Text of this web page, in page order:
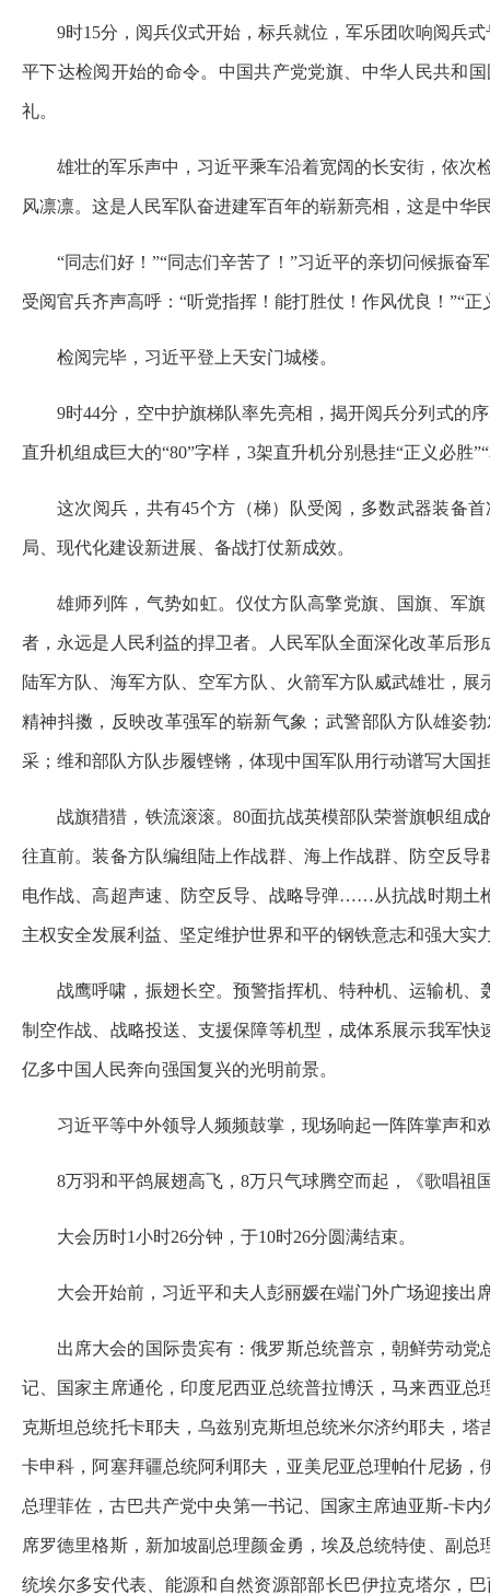
9时15分，阅兵仪式开始，标兵就位，军乐团吹响阅兵
平下达检阅开始的命令。中国共产党党旗、中华人民共和
礼。
雄壮的军乐声中，习近平乘车沿着宽阔的长安街，依次
风凛凛。这是人民军队奋进建军百年的崭新亮相，这是中华
“同志们好！”“同志们辛苦了！”习近平的亲切问候振奋
受阅官兵齐声高呼：“听党指挥！能打胜仗！作风优良！”“
检阅完毕，习近平登上天安门城楼。
9时44分，空中护旗梯队率先亮相，揭开阅兵分列式
直升机组成巨大的“80”字样，3架直升机分别悬挂“正义必胜
这次阅兵，共有45个方（梯）队受阅，多数武器装备
局、现代化建设新进展、备战打仗新成效。
雄师列阵，气势如虹。仪仗方队高擎党旗、国旗、军
者，永远是人民利益的捍卫者。人民军队全面深化改革后
陆军方队、海军方队、空军方队、火箭军方队威武雄壮，
精神抖擞，反映改革强军的崭新气象；武警部队方队雄姿
采；维和部队方队步履铿锵，体现中国军队用行动谱写大国
战旗猎猎，铁流滚滚。80面抗战英模部队荣誉旗帜组
往直前。装备方队编组陆上作战群、海上作战群、防空反
电作战、高超声速、防空反导、战略导弹……从抗战时期土
主权安全发展利益、坚定维护世界和平的钢铁意志和强大实
战鹰呼啸，振翅长空。预警指挥机、特种机、运输机
制空作战、战略投送、支援保障等机型，成体系展示我军
亿多中国人民奔向强国复兴的光明前景。
习近平等中外领导人频频鼓掌，现场响起一阵阵掌声和
8万羽和平鸽展翅高飞，8万只气球腾空而起，《歌唱
大会历时1小时26分钟，于10时26分圆满结束。
大会开始前，习近平和夫人彭丽媛在端门外广场迎接
出席大会的国际贵宾有：俄罗斯总统普京，朝鲜劳动
记、国家主席通伦，印度尼西亚总统普拉博沃，马来西亚
克斯坦总统托卡耶夫，乌兹别克斯坦总统米尔济约耶夫，
卡申科，阿塞拜疆总统阿利耶夫，亚美尼亚总理帕什尼扬
总理菲佐，古巴共产党中央第一书记、国家主席迪亚斯-卡
席罗德里格斯，新加坡副总理颜金勇，埃及总统特使、副
统埃尔多安代表、能源和自然资源部部长巴伊拉克塔尔，